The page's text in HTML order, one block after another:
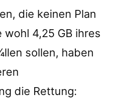
die keinen Plan
4,25 GB ihres
sollen, haben
die Rettung: